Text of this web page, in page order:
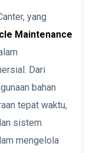
yang
Maintenance
Dari
bahan
tepat waktu,
sistem
mengelola